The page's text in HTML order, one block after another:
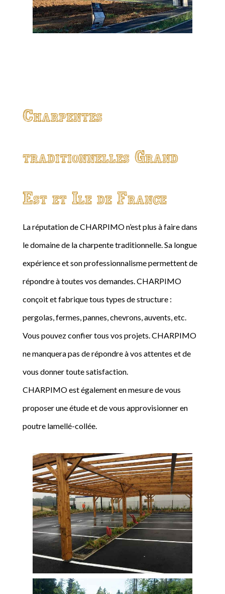
Charpentes
traditionnelles Grand
Est et Ile de France
La réputation de CHARPIMO n’est plus à faire dans
le domaine de la charpente traditionnelle. Sa longue
expérience et son professionnalisme permettent de
répondre à toutes vos demandes. CHARPIMO
conçoit et fabrique tous types de structure :
pergolas, fermes, pannes, chevrons, auvents, etc.
Vous pouvez confier tous vos projets. CHARPIMO
ne manquera pas de répondre à vos attentes et de
vous donner toute satisfaction.
CHARPIMO est également en mesure de vous
proposer une étude et de vous approvisionner en
poutre lamellé-collée.